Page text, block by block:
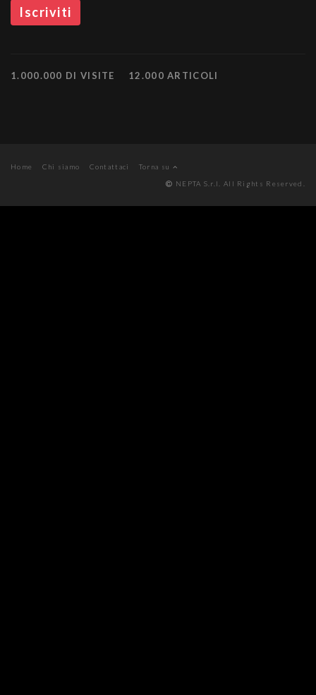
1.000.000 DI VISITE 12.000 ARTICOLI
Home Chi siamo Contattaci
Torna su
NEPTA S.r.l. All Rights Reserved.